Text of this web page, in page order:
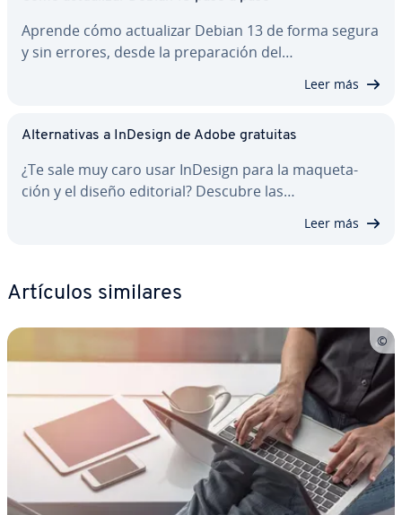
Aprende cómo ac­tua­li­zar Debian 13 de forma segura
y sin errores, desde la pre­pa­ra­ción del…
Leer más
Al­te­r­na­ti­vas a InDesign de Adobe gratuitas
¿Te sale muy caro usar InDesign para la ma­que­ta­
ción y el diseño editorial? Descubre las…
Leer más
Artículos similares